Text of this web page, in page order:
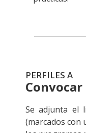
PERFILES A
Convocar
Se adjunta el
(marcados con